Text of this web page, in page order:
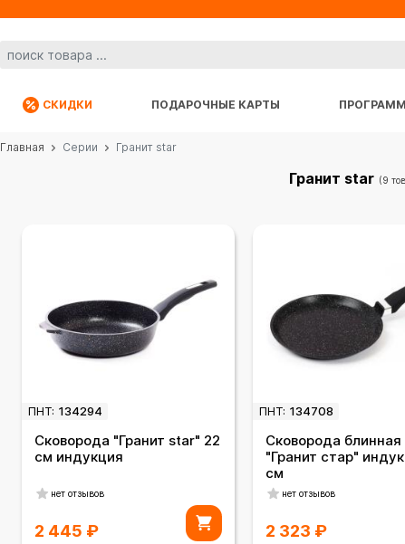
СКИДКИ ПОДАРОЧНЫЕ КАРТЫ
Главная Серии Гранит star
Гранит star (9
ПНТ: 134294
Сковорода "Гранит star" 22
см индукция
нет отзывов
2 445 ₽
ПНТ: 134708
Сковорода блинная
"Гранит стар"
см
нет отзывов
2 323 ₽